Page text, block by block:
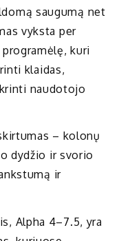
saugumą net
vyksta per
kuri
klaidas,
naudotojo
– kolonų
dydžio ir svorio
ir
Alpha 4–7.5, yra